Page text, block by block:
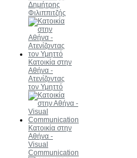
Δημήτρης
Φιλιππιτζής
Κατοικία στην
Αθήνα -
Ατενίζοντας
τον Υμηττό
Κατοικία στην
Αθήνα -
Visual
Communication